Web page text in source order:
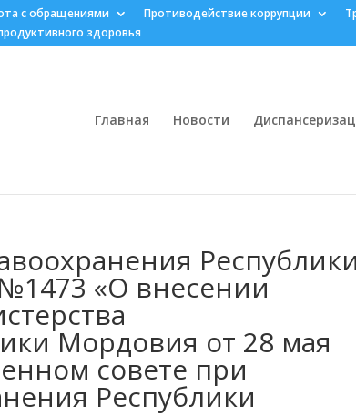
с обращениями Противодействие коррупции
здоровья
Главная Новости
Республики
«О внесении
Мордовия от 28 мая
совете при
Республики